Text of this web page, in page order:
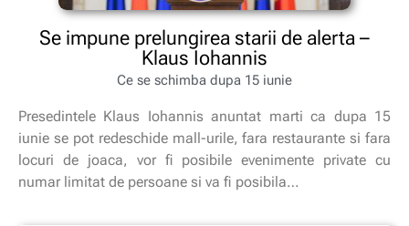
Se impune prelungirea starii de alerta –
Klaus Iohannis
Ce se schimba dupa 15 iunie
Presedintele Klaus Iohannis anuntat marti ca dupa 15
iunie se pot redeschide mall-urile, fara restaurante si fara
locuri de joaca, vor fi posibile evenimente private cu
numar limitat de persoane si va fi posibila…